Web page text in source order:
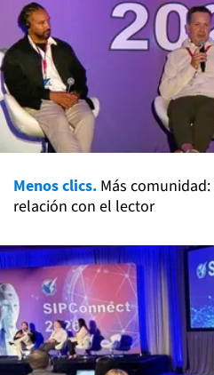
Menos clics. Más
relación con el lector